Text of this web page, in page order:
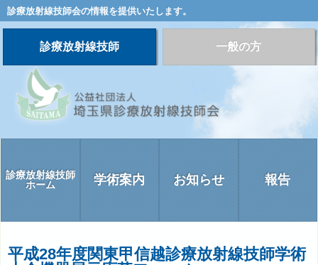
診療放射線技師会の情報を提供いたします。
診療放射線技師 一般の方
診療放射線技師
ホーム
学術案内 お知らせ 報告
平成28年度関東甲信越診療放射線技師学術